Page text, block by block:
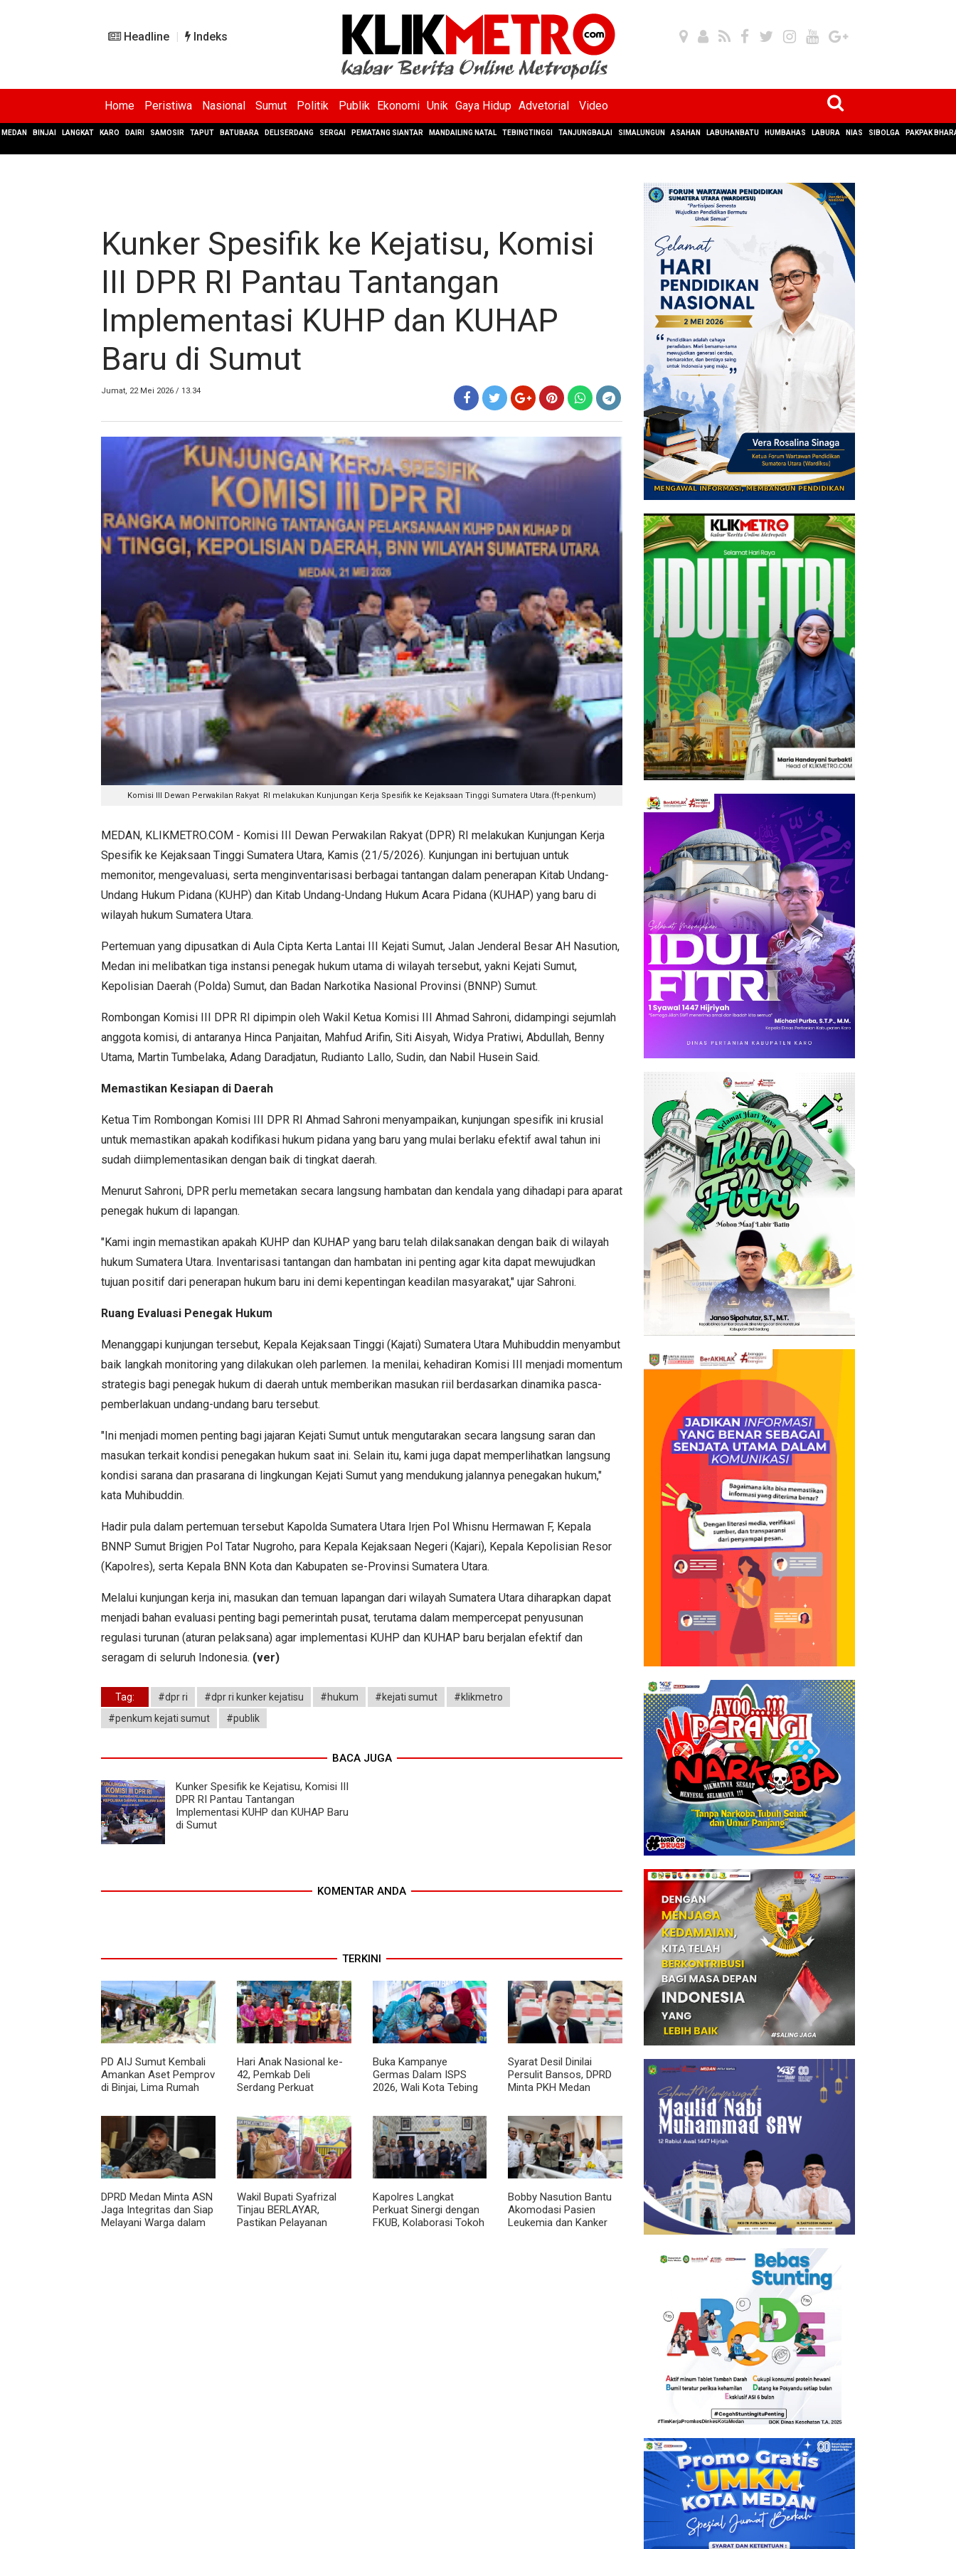
Headline Indeks
Home Peristiwa Nasional Sumut Politik Publik Ekonomi Unik Gaya Hidup Advetorial Video
MEDAN BINJAI LANGKAT KARO DAIRI SAMOSIR TAPUT BATUBARA DELISERDANG SERGAI PEMATANG SIANTAR MANDAILING NATAL TEBINGTINGGI TANJUNGBALAI SIMALUNGUN ASAHAN LABUHANBATU HUMBAHAS LABURA NIAS SIBOLGA PAKPAK
Kunker Spesifik ke Kejatisu, Komisi
III DPR RI Pantau Tantangan
Implementasi KUHP dan KUHAP
Baru di Sumut
Jumat, 22 Mei 2026 / 13.34
Komisi III Dewan Perwakilan Rakyat RI melakukan Kunjungan Kerja Spesifik ke Kejaksaan Tinggi Sumatera Utara.(ft-penkum)
MEDAN, KLIKMETRO.COM - Komisi III Dewan Perwakilan Rakyat (DPR) RI melakukan Kunjungan Kerja
Spesifik ke Kejaksaan Tinggi Sumatera Utara, Kamis (21/5/2026). Kunjungan ini bertujuan untuk
memonitor, mengevaluasi, serta menginventarisasi berbagai tantangan dalam penerapan Kitab Undang-
Undang Hukum Pidana (KUHP) dan Kitab Undang-Undang Hukum Acara Pidana (KUHAP) yang baru di
wilayah hukum Sumatera Utara.
Pertemuan yang dipusatkan di Aula Cipta Kerta Lantai III Kejati Sumut, Jalan Jenderal Besar AH Nasution,
Medan ini melibatkan tiga instansi penegak hukum utama di wilayah tersebut, yakni Kejati Sumut,
Kepolisian Daerah (Polda) Sumut, dan Badan Narkotika Nasional Provinsi (BNNP) Sumut.
Rombongan Komisi III DPR RI dipimpin oleh Wakil Ketua Komisi III Ahmad Sahroni, didampingi sejumlah
anggota komisi, di antaranya Hinca Panjaitan, Mahfud Arifin, Siti Aisyah, Widya Pratiwi, Abdullah, Benny
Utama, Martin Tumbelaka, Adang Daradjatun, Rudianto Lallo, Sudin, dan Nabil Husein Said.
Memastikan Kesiapan di Daerah
Ketua Tim Rombongan Komisi III DPR RI Ahmad Sahroni menyampaikan, kunjungan spesifik ini krusial
untuk memastikan apakah kodifikasi hukum pidana yang baru yang mulai berlaku efektif awal tahun ini
sudah diimplementasikan dengan baik di tingkat daerah.
Menurut Sahroni, DPR perlu memetakan secara langsung hambatan dan kendala yang dihadapi para aparat
penegak hukum di lapangan.
"Kami ingin memastikan apakah KUHP dan KUHAP yang baru telah dilaksanakan dengan baik di wilayah
hukum Sumatera Utara. Inventarisasi tantangan dan hambatan ini penting agar kita dapat mewujudkan
tujuan positif dari penerapan hukum baru ini demi kepentingan keadilan masyarakat," ujar Sahroni.
Ruang Evaluasi Penegak Hukum
Menanggapi kunjungan tersebut, Kepala Kejaksaan Tinggi (Kajati) Sumatera Utara Muhibuddin menyambut
baik langkah monitoring yang dilakukan oleh parlemen. Ia menilai, kehadiran Komisi III menjadi momentum
strategis bagi penegak hukum di daerah untuk memberikan masukan riil berdasarkan dinamika pasca-
pemberlakuan undang-undang baru tersebut.
"Ini menjadi momen penting bagi jajaran Kejati Sumut untuk mengutarakan secara langsung saran dan
masukan terkait kondisi penegakan hukum saat ini. Selain itu, kami juga dapat memperlihatkan langsung
kondisi sarana dan prasarana di lingkungan Kejati Sumut yang mendukung jalannya penegakan hukum,"
kata Muhibuddin.
Hadir pula dalam pertemuan tersebut Kapolda Sumatera Utara Irjen Pol Whisnu Hermawan F, Kepala
BNNP Sumut Brigjen Pol Tatar Nugroho, para Kepala Kejaksaan Negeri (Kajari), Kepala Kepolisian Resor
(Kapolres), serta Kepala BNN Kota dan Kabupaten se-Provinsi Sumatera Utara.
Melalui kunjungan kerja ini, masukan dan temuan lapangan dari wilayah Sumatera Utara diharapkan dapat
menjadi bahan evaluasi penting bagi pemerintah pusat, terutama dalam mempercepat penyusunan
regulasi turunan (aturan pelaksana) agar implementasi KUHP dan KUHAP baru berjalan efektif dan
seragam di seluruh Indonesia. (ver)
Tag: #dpr ri #dpr ri kunker kejatisu #hukum #kejati sumut
#klikmetro
#penkum kejati sumut
#publik
BACA JUGA
Kunker Spesifik ke Kejatisu, Komisi III
DPR RI Pantau Tantangan
Implementasi KUHP dan KUHAP Baru
di Sumut
KOMENTAR ANDA
TERKINI
PD AIJ Sumut Kembali
Amankan Aset Pemprov
di Binjai, Lima Rumah
Dibongkar
Hari Anak Nasional ke-
42, Pemkab Deli
Serdang Perkuat
Buka Kampanye
Germas Dalam ISPS
2026, Wali Kota Tebing
Penurunan Stunting
Syarat Desil Dinilai
Persulit Bansos, DPRD
Minta PKH Medan
DPRD Medan Minta ASN
Jaga Integritas dan Siap
Melayani Warga dalam
Wakil Bupati Syafrizal
Tinjau BERLAYAR,
Pastikan Pelayanan
Kapolres Langkat
Perkuat Sinergi dengan
FKUB, Kolaborasi Tokoh
Bobby Nasution Bantu
Akomodasi Pasien
Leukemia dan Kanker